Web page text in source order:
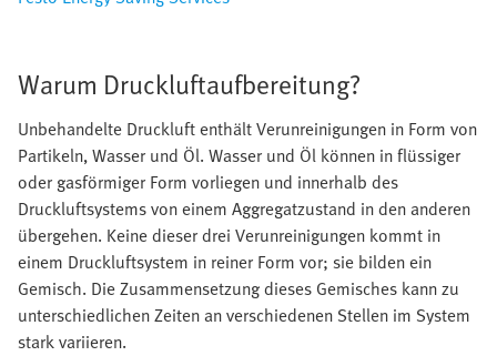
Warum Druckluftaufbereitung?
Unbehandelte Druckluft enthält Verunreinigungen in Form von
Partikeln, Wasser und Öl. Wasser und Öl können in flüssiger
oder gasförmiger Form vorliegen und innerhalb des
Druckluftsystems von einem Aggregatzustand in den anderen
übergehen. Keine dieser drei Verunreinigungen kommt in
einem Druckluftsystem in reiner Form vor; sie bilden ein
Gemisch. Die Zusammensetzung dieses Gemisches kann zu
unterschiedlichen Zeiten an verschiedenen Stellen im System
stark variieren.